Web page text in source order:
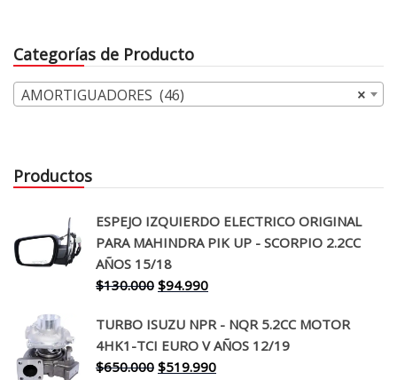
Categorías de Producto
×
AMORTIGUADORES (46)
Productos
ESPEJO IZQUIERDO ELECTRICO ORIGINAL
PARA MAHINDRA PIK UP - SCORPIO 2.2CC
AÑOS 15/18
$130.000 El
original
era:
$130.000.
$94.990El
actual
es:
$94.990.
TURBO ISUZU NPR - NQR 5.2CC MOTOR
4HK1-TCI EURO V AÑOS 12/19
$650.000 El
$519.990El